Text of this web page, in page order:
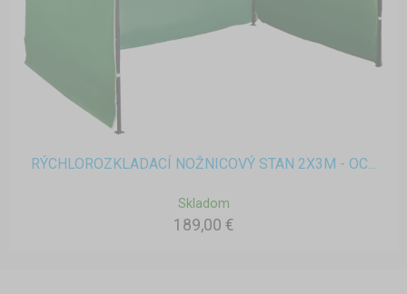
RÝCHLOROZKLADACÍ NOŽNICOVÝ STAN 2X3M - OC...
Skladom
189,00 €